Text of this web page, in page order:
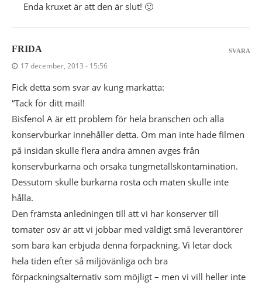
Enda kruxet är att den är slut! 🙂
FRIDA
17 december, 2013 - 15:56
Fick detta som svar av kung markatta:
“Tack för ditt mail!
Bisfenol A är ett problem för hela branschen och alla
konservburkar innehåller detta. Om man inte hade filmen
på insidan skulle flera andra ämnen avges från
konservburkarna och orsaka tungmetallskontamination.
Dessutom skulle burkarna rosta och maten skulle inte
hålla.
Den främsta anledningen till att vi har konserver till
tomater osv är att vi jobbar med väldigt små leverantörer
som bara kan erbjuda denna förpackning. Vi letar dock
hela tiden efter så miljövänliga och bra
förpackningsalternativ som möjligt – men vi vill heller inte
SVARA